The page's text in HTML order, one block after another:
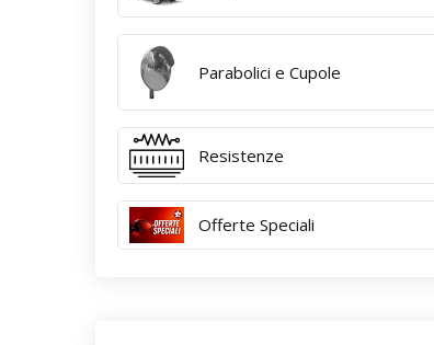
Parabolici e Cupole
Resistenze
Offerte Speciali